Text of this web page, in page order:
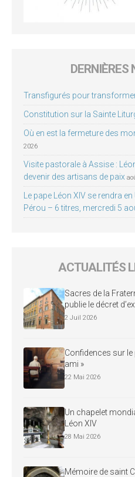
DERNIÈRES
Transfigurés pour
Constitution sur la Sainte
Où en est la fermeture des
2026
Visite pastorale à Assise :
devenir des artisans de paix
Le pape Léon XIV se rendra
Pérou – 6 titres, mercredi 5
ACTUALITÉS
Sacres de la
publie le décret
2 Juil 2026
Confidences sur le
ami »
22 Mai 2026
Un chapelet
Léon XIV
28 Mai 2026
Mémoire de saint